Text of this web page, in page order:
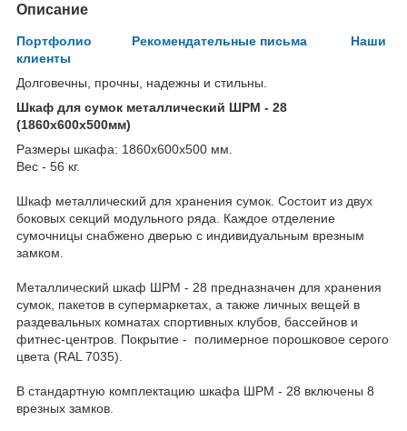
Описание
Портфолио Рекомендательные письма
Наши
клиенты
Долговечны, прочны, надежны и стильны.
Шкаф для сумок металлический ШРМ - 28
(1860х600х500мм)
Размеры шкафа: 1860х600х500 мм.
Вес - 56 кг.
Шкаф металлический для хранения сумок. Состоит из двух
боковых секций модульного ряда. Каждое отделение
сумочницы снабжено дверью с индивидуальным врезным
замком.
Металлический шкаф ШРМ - 28 предназначен для хранения
сумок, пакетов в супермаркетах, а также личных вещей в
раздевальных комнатах спортивных клубов, бассейнов и
фитнес-центров. Покрытие - полимерное порошковое серого
цвета (RAL 7035).
В стандартную комплектацию шкафа ШРМ - 28 включены 8
врезных замков.